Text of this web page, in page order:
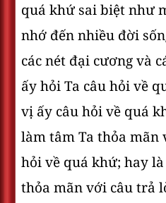
quá khứ sai biệt như
nhớ đến nhiều đời
các nét đại cương và
ấy hỏi Ta câu hỏi về
vị ấy câu hỏi về quá
làm tâm Ta thỏa
hỏi về quá khứ; hay
thỏa mãn với câu trả